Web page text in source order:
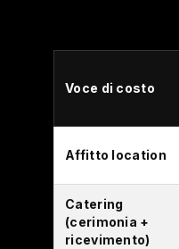
Voce di costo
Affitto location
Catering
(cerimonia +
ricevimento)